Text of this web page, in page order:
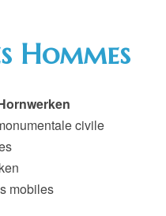
Hommes
civile
mobiles